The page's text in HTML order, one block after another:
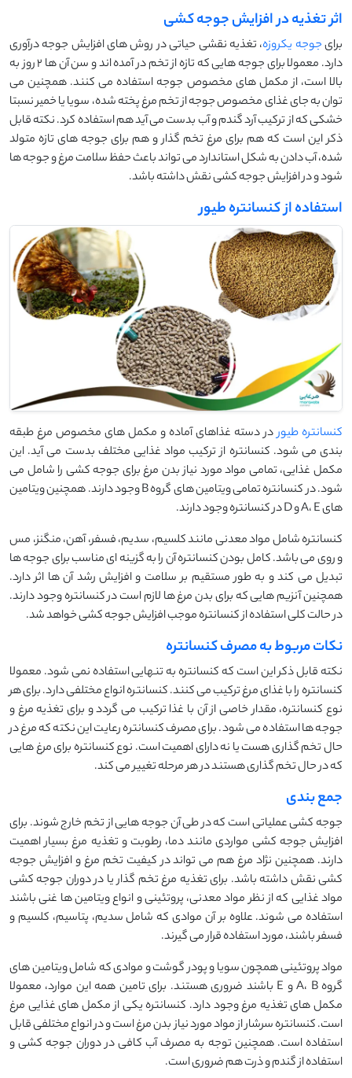
اثر تغذیه در افزایش جوجه کشی
برایجوجه یکروزه، تغذیه نقشی حیاتی در روش های افزایش جوجه درآوری
دارد. معمولا برای جوجه هایی که تازه از تخم در آمده اند و سن آن ها 2 روز به
بالا است، از مکمل های مخصوص جوجه استفاده می کنند. همچنین می
توان به جای غذای مخصوص جوجه از تخم مرغ پخته شده، سویا یا خمیر نسبتا
خشکی که از ترکیب آرد گندم و آب بدست می آید هم استفاده کرد. نکته قابل
ذکر این است که هم برای مرغ تخم گذار و هم برای جوجه های تازه متولد
شده، آب دادن به شکل استاندارد می تواند باعث حفظ سلامت مرغ و جوجه ها
شود و در افزایش جوجه کشی نقش داشته باشد.
استفاده از کنسانتره طیور
کنسانتره طیوردر دسته غذاهای آماده و مکمل های مخصوص مرغ طبقه
بندی می شود. کنسانتره از ترکیب مواد غذایی مختلف بدست می آید. این
مکمل غذایی، تمامی مواد مورد نیاز بدن مرغ برای جوجه کشی را شامل می
شود. در کنسانتره تمامی ویتامین های گروه B وجود دارند. همچنین ویتامین
های A، E و D در کنسانتره وجود دارند.
کنسانتره شامل مواد معدنی مانند کلسیم، سدیم، فسفر، آهن، منگنز، مس
و روی می باشد. کامل بودن کنسانتره آن را به گزینه ای مناسب برای جوجه ها
تبدیل می کند و به طور مستقیم بر سلامت و افزایش رشد آن ها اثر دارد.
همچنین آنزیم هایی که برای بدن مرغ ها لازم است در کنسانتره وجود دارند.
در حالت کلی استفاده از کنسانتره موجب افزایش جوجه کشی خواهد شد.
نکات مربوط به مصرف کنسانتره
نکته قابل ذکر این است که کنسانتره به تنهایی استفاده نمی شود. معمولا
کنسانتره را با غذای مرغ ترکیب می کنند. کنسانتره انواع مختلفی دارد. برای هر
نوع کنسانتره، مقدار خاصی از آن با غذا ترکیب می گردد و برای تغذیه مرغ و
جوجه ها استفاده می شود. برای مصرف کنسانتره رعایت این نکته که مرغ در
حال تخم گذاری هست یا نه دارای اهمیت است. نوع کنسانتره برای مرغ هایی
که در حال تخم گذاری هستند در هر مرحله تغییر می کند.
جمع بندی
جوجه کشی عملیاتی است که در طی آن جوجه هایی از تخم خارج شوند. برای
افزایش جوجه کشی مواردی مانند دما، رطوبت و تغذیه مرغ بسیار اهمیت
دارند. همچنین نژاد مرغ هم می تواند در کیفیت تخم مرغ و افزایش جوجه
کشی نقش داشته باشد. برای تغذیه مرغ تخم گذار یا در دوران جوجه کشی
مواد غذایی که از نظر مواد معدنی، پروتئینی و انواع ویتامین ها غنی باشند
استفاده می شوند. علاوه بر آن موادی که شامل سدیم، پتاسیم، کلسیم و
فسفر باشند، مورد استفاده قرار می گیرند.
مواد پروتئینی همچون سویا و پودر گوشت و موادی که شامل ویتامین های
گروه A، B و E باشند ضروری هستند. برای تامین همه این موارد، معمولا
مکمل های تغذیه مرغ وجود دارد. کنسانتره یکی از مکمل های غذایی مرغ
است. کنسانتره سرشار از مواد مورد نیاز بدن مرغ است و در انواع مختلفی قابل
استفاده است. همچنین توجه به مصرف آب کافی در دوران جوجه کشی و
استفاده از گندم و ذرت هم ضروری است.